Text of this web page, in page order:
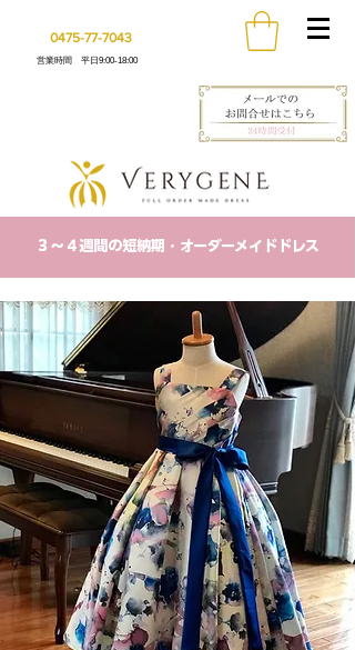
0475-77-7043
営業時間 平日9:00-18:00
​３〜４週間の短納期・オーダーメイドドレス